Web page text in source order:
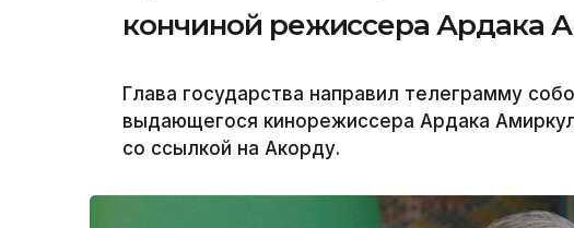
кончиной режиссера Ардака
Глава государства направил телеграмму
выдающегося кинорежиссера Ардака
со ссылкой на Акорду.